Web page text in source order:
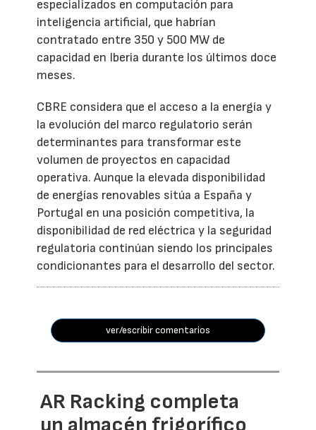
especializados en computación para
inteligencia artificial, que habrían
contratado entre 350 y 500 MW de
capacidad en Iberia durante los últimos doce
meses.
CBRE considera que el acceso a la energía y
la evolución del marco regulatorio serán
determinantes para transformar este
volumen de proyectos en capacidad
operativa. Aunque la elevada disponibilidad
de energías renovables sitúa a España y
Portugal en una posición competitiva, la
disponibilidad de red eléctrica y la seguridad
regulatoria continúan siendo los principales
condicionantes para el desarrollo del sector.
ver/escribir comentarios
AR Racking completa
un almacén frigorífico